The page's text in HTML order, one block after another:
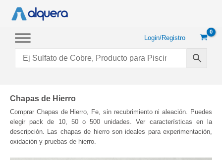
Login/Registro
Chapas de Hierro
Comprar Chapas de Hierro, Fe, sin recubrimiento ni aleación. Puedes
elegir pack de 10, 50 o 500 unidades. Ver características en la
descripción. Las chapas de hierro son ideales para experimentación,
oxidación y pruebas de hierro.